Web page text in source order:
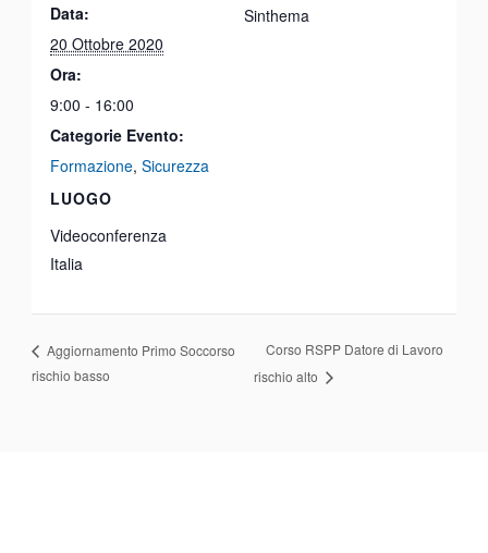
Data:
20 Ottobre 2020
Ora:
9:00 - 16:00
Categorie Evento:
Formazione,Sicurezza
LUOGO
Videoconferenza
Italia
Sinthema
Aggiornamento Primo Soccorso
rischio basso
Corso RSPP Datore di Lavoro
rischio alto